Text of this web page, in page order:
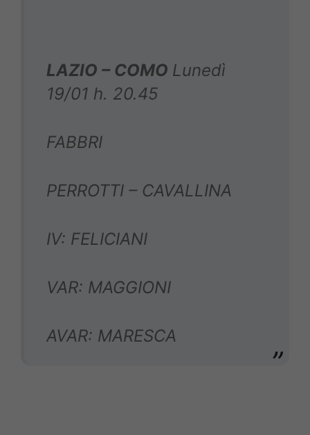
LAZIO – COMO Lunedì
19/01 h. 20.45
FABBRI
PERROTTI – CAVALLINA
IV: FELICIANI
VAR: MAGGIONI
AVAR: MARESCA